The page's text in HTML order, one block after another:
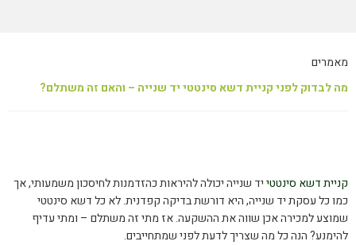
מאמרים
מה לבדוק לפני קניית דשא סינטטי יד שנייה – והאם זה משתלם?
קניית דשא סינטטייד שנייה יכולה להיראות כהזדמנות לחיסכון משמעותי, אך
כמו כל עסקת יד שנייה, היא דורשת בדיקה קפדנית. לא כל דשא סינטטי
שמוצע למכירה אכן שווה את ההשקעה. אז מתי זה משתלם – ומתי עדיף
להימנע? הנה כל מה שצריך לדעת לפני שמתחייבים.